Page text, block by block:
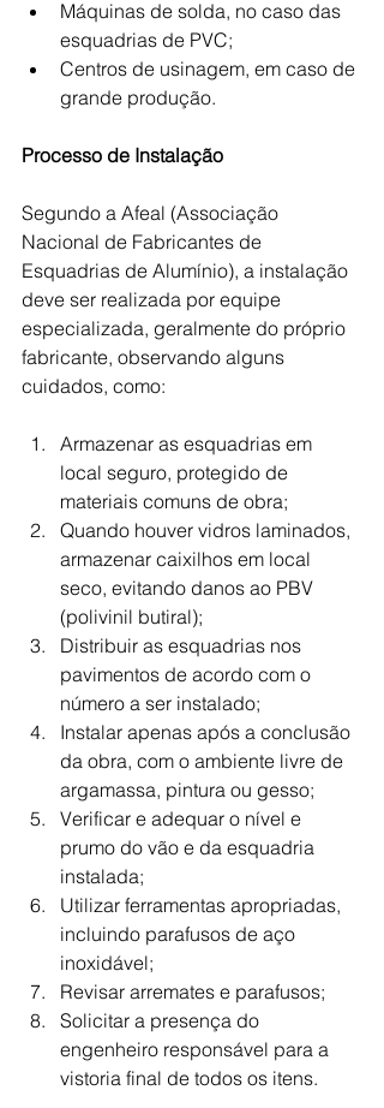
Máquinas de solda, no caso das
esquadrias de PVC;
Centros de usinagem, em caso de
grande produção.
Processo de Instalação
Segundo a Afeal (Associação
Nacional de Fabricantes de
Esquadrias de Alumínio), a instalação
deve ser realizada por equipe
especializada, geralmente do próprio
fabricante, observando alguns
cuidados, como:
Armazenar as esquadrias em
local seguro, protegido de
materiais comuns de obra;
Quando houver vidros laminados,
armazenar caixilhos em local
seco, evitando danos ao PBV
(polivinil butiral);
Distribuir as esquadrias nos
pavimentos de acordo com o
número a ser instalado;
Instalar apenas após a conclusão
da obra, com o ambiente livre de
argamassa, pintura ou gesso;
Verificar e adequar o nível e
prumo do vão e da esquadria
instalada;
Utilizar ferramentas apropriadas,
incluindo parafusos de aço
inoxidável;
Revisar arremates e parafusos;
Solicitar a presença do
engenheiro responsável para a
vistoria final de todos os itens.